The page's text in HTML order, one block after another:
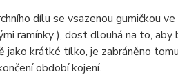
dílu se vsazenou gumičkou
ramínky ), dost dlouhá na to,
jako krátké tílko, je zabráněno
období kojení.